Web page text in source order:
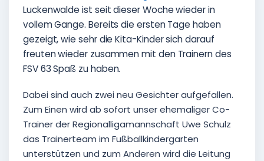
Luckenwalde ist seit dieser Woche wieder in
vollem Gange. Bereits die ersten Tage haben
gezeigt, wie sehr die Kita-Kinder sich darauf
freuten wieder zusammen mit den Trainern des
FSV 63 Spaß zu haben.
Dabei sind auch zwei neu Gesichter aufgefallen.
Zum Einen wird ab sofort unser ehemaliger Co-
Trainer der Regionalligamannschaft Uwe Schulz
das Trainerteam im Fußballkindergarten
unterstützen und zum Anderen wird die Leitung